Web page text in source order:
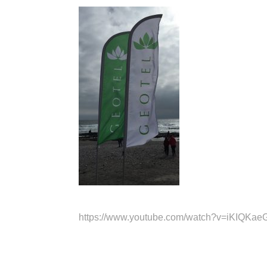
https://www.youtube.com/